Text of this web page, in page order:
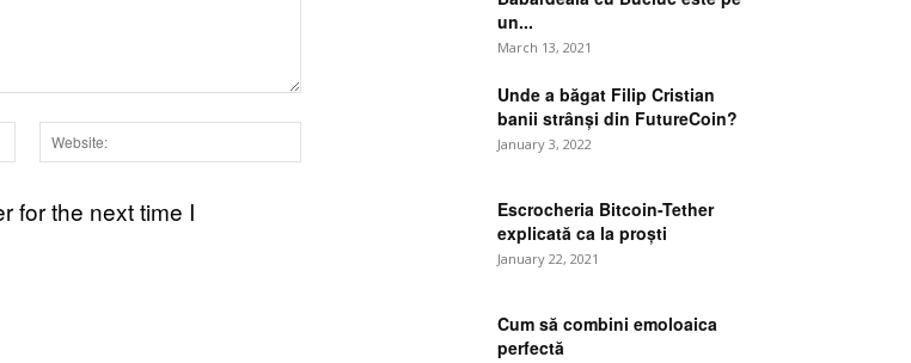
Email:*
for the next time I
un...
March 13, 2021
Unde a băgat Filip Cristian
banii strânși din FutureCoin?
January 3, 2022
Escrocheria Bitcoin-Tether
explicată ca la proști
January 22, 2021
Cum să combini emoloaica
perfectă